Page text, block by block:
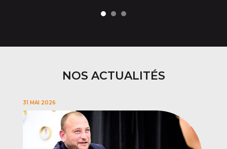
NOS ACTUALITÉS
31 MAI 2026